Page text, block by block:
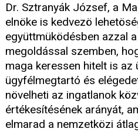
Dr. Sztranyák József, a
elnöke is kedvezö
együttmüködésben azzal
megoldással szemben,
maga keressen hitelt is az
ügyfélmegtartó és
növelheti az ingatlanok
értékesítésének arányát,
elmarad a nemzetközi